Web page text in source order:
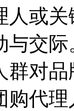
人或
与交
群对
购代